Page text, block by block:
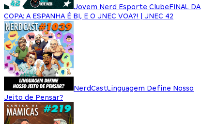
Jovem Nerd Esporte ClubeFINAL DA
COPA: A ESPANHA É BI, E O JNEC VOA?! | JNEC 42
NerdCastLinguagem Define Nosso
Jeito de Pensar?